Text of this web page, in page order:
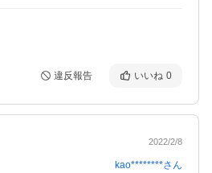
違反報告 いいね 0
2022/2/8
kao********さん